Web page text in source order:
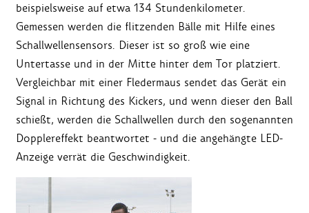
beispielsweise auf etwa 134 Stundenkilometer.
Gemessen werden die flitzenden Bälle mit Hilfe eines
Schallwellensensors. Dieser ist so groß wie eine
Untertasse und in der Mitte hinter dem Tor platziert.
Vergleichbar mit einer Fledermaus sendet das Gerät ein
Signal in Richtung des Kickers, und wenn dieser den Ball
schießt, werden die Schallwellen durch den sogenannten
Dopplereffekt beantwortet - und die angehängte LED-
Anzeige verrät die Geschwindigkeit.